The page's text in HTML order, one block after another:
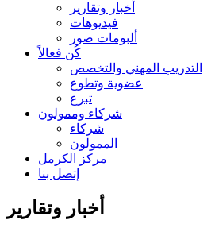
أخبار وتقارير
فيديوهات
ألبومات صور
كُن فعالاً
التدريب المهني والتخصص
عضوية وتطوع
تبرع
شركاء وممولون
شركاء
الممولون
مركز الكرمل
إتصل بنا
أخبار وتقارير